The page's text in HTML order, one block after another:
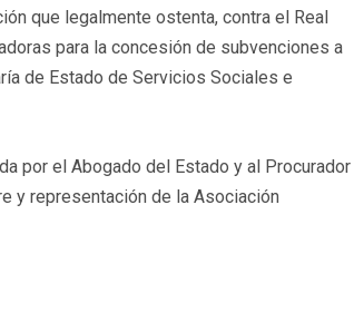
que legalmente ostenta, contra el Real
para la concesión de subvenciones a
de Estado de Servicios Sociales e
por el Abogado del Estado y al Procurador
y representación de la Asociación